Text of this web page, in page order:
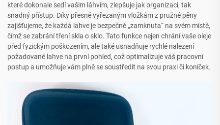
které dokonale sedí vašim láhvím, zlepšuje jak organizaci, tak
snadný přístup. Díky přesně vyřezaným vložkám z pružné pěny
zajišťujeme, že každá lahve je bezpečně „zamknuta“ na svém místě,
čímž se zabrání tření skla o sklo. Tato funkce nejen chrání vaše oleje
před fyzickým poškozením, ale také usnadňuje rychlé nalezení
požadované lahve na první pohled, což optimalizuje váš pracovní
postup a umožňuje vám plně se soustředit na svou praxi či koníček.